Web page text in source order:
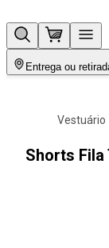
Entrega ou
vestuário
Shorts Fila